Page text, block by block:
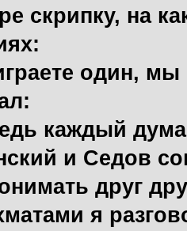
скрипку, на
один, мы
каждый
и Седов
друг
я